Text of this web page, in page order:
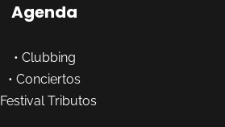
Agenda
• Clubbing
• Conciertos
Festival Tributos